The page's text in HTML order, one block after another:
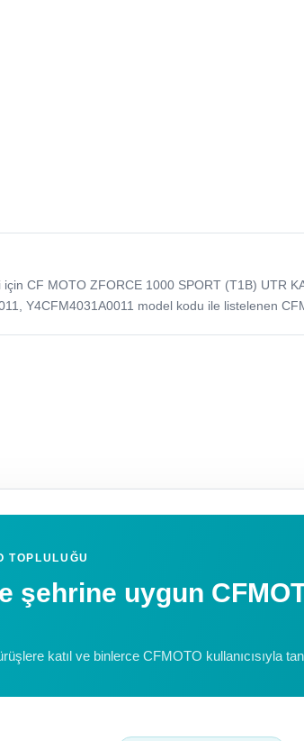
CF MOTO ZFORCE 1000 SPORT (T1B) UTR
Y4CFM4031A0011 model kodu ile listelenen
TOPLULUĞU
şehrine uygun
katıl ve binlerce CFMOTO kullanıcısıyla